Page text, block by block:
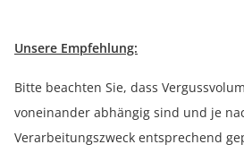
Unsere Empfehlung:
Bitte beachten Sie, dass
voneinander abhängig sind und je
Verarbeitungszweck entsprechend